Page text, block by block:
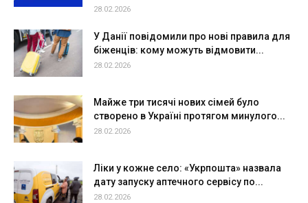
28.02.2026
У Данії повідомили про нові правила для
біженців: кому можуть відмовити...
28.02.2026
Майже три тисячі нових сімей було
створено в Україні протягом минулого...
28.02.2026
Ліки у кожне село: «Укрпошта» назвала
дату запуску аптечного сервісу по...
28.02.2026